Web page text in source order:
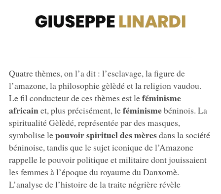
Quatre thèmes, on l’a dit : l’esclavage, la figure de
l’amazone, la philosophie gèlèdé et la religion vaudou.
Le fil conducteur de ces thèmes est leféminisme
africainet, plus précisément, leféminismebéninois. La
spiritualité Gèlèdé, représentée par des masques,
symbolise lepouvoir spirituel des mèresdans la société
béninoise, tandis que le sujet iconique de l’Amazone
rappelle le pouvoir politique et militaire dont jouissaient
les femmes à l’époque du royaume du Danxomè.
L’analyse de l’histoire de la traite négrière révèle